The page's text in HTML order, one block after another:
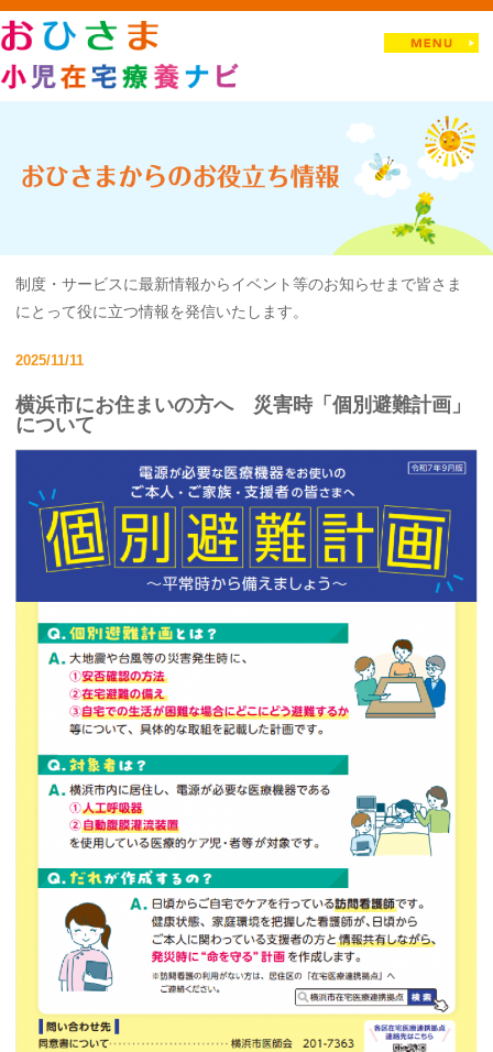
制度・サービスに最新情報からイベント等のお知らせまで皆さま
にとって役に立つ情報を発信いたします。
2025/11/11
横浜市にお住まいの方へ 災害時「個別避難計画」
について